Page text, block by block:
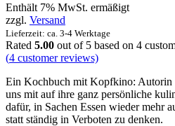
Enthält 7% MwSt. ermäßigt
zzgl. Versand
Lieferzeit: ca. 3-4 Werktage
Rated 5.00 out of 5 based on 4
(4 customer reviews)
Ein Kochbuch mit Kopfkino:
uns mit auf ihre ganz persönliche
dafür, in Sachen Essen wieder mehr
statt ständig in Verboten zu denken.